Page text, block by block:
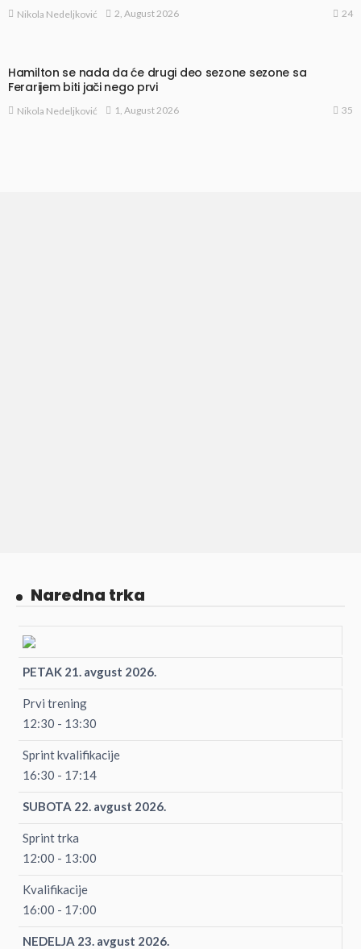
Nikola Nedeljković 2, August 2026 24
Hamilton se nada da će drugi deo sezone sezone sa
Ferarijem biti jači nego prvi
Nikola Nedeljković 1, August 2026 35
Naredna trka
PETAK 21. avgust 2026.
Prvi trening
12:30 - 13:30
Sprint kvalifikacije
16:30 - 17:14
SUBOTA 22. avgust 2026.
Sprint trka
12:00 - 13:00
Kvalifikacije
16:00 - 17:00
NEDELJA 23. avgust 2026.